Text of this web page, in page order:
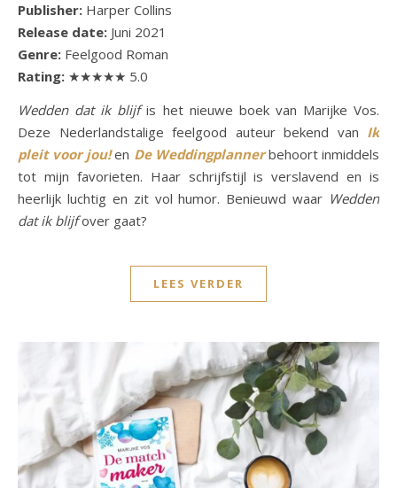
Publisher: Harper Collins
Release date: Juni 2021
Genre: Feelgood Roman
Rating: ★★★★★ 5.0
Wedden dat ik blijfis het nieuwe boek van Marijke Vos.
Deze Nederlandstalige feelgood auteur bekend van Ik
pleit voor jou! en De Weddingplannerbehoort inmiddels
tot mijn favorieten. Haar schrijfstijl is verslavend en is
heerlijk luchtig en zit vol humor. Benieuwd waar Wedden
dat ik blijfover gaat?
LEES VERDER